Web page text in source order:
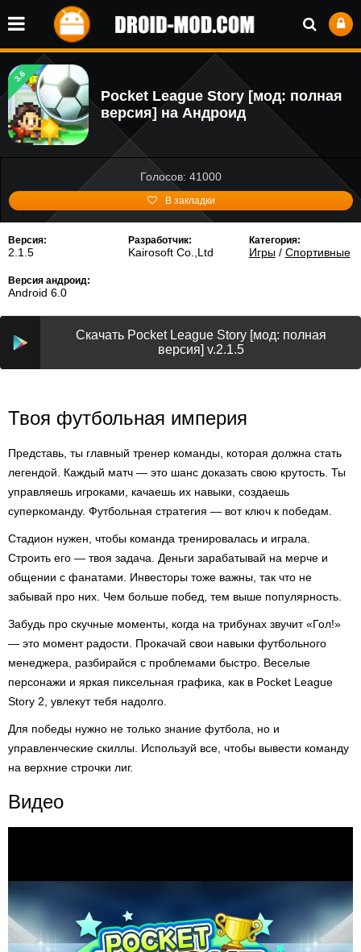
3.6
Pocket League Story [мод: полная
версия] на Андроид
Голосов: 41000
В закладки
Версия:
2.1.5
Разработчик:
Kairosoft Co.,Ltd
Категория:
Игры/ Спортивные
Версия андроид:
Android 6.0
Скачать Pocket League Story [мод: полная
версия] v.2.1.5
Твоя футбольная империя
Представь, ты главный тренер команды, которая должна стать
легендой. Каждый матч — это шанс доказать свою крутость. Ты
управляешь игроками, качаешь их навыки, создаешь
суперкоманду. Футбольная стратегия — вот ключ к победам.
Стадион нужен, чтобы команда тренировалась и играла.
Строить его — твоя задача. Деньги зарабатывай на мерче и
общении с фанатами. Инвесторы тоже важны, так что не
забывай про них. Чем больше побед, тем выше популярность.
Забудь про скучные моменты, когда на трибунах звучит «Гол!»
— это момент радости. Прокачай свои навыки футбольного
менеджера, разбирайся с проблемами быстро. Веселые
персонажи и яркая пиксельная графика, как в Pocket League
Story 2, увлекут тебя надолго.
Для победы нужно не только знание футбола, но и
управленческие скиллы. Используй все, чтобы вывести команду
на верхние строчки лиг.
Видео